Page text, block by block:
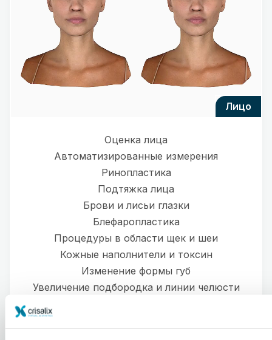
лицо
Оценка лица
Автоматизированные измерения
Ринопластика
Подтяжка лица
Брови и лисьи глазки
Блефаропластика
Процедуры в области щек и шеи
Кожные наполнители и токсин
Изменение формы губ
Увеличение подбородка и линии челюсти